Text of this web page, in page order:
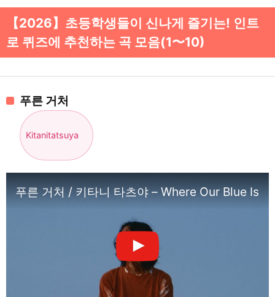
【2026】초등학생들이 신나게 즐기는! 인트
로 퀴즈에 추천하는 곡 모음(1〜10)
푸른 거처
Kitanitatsuya
푸른 거처 / 키타니 타츠야 – Where Our Blue Is /